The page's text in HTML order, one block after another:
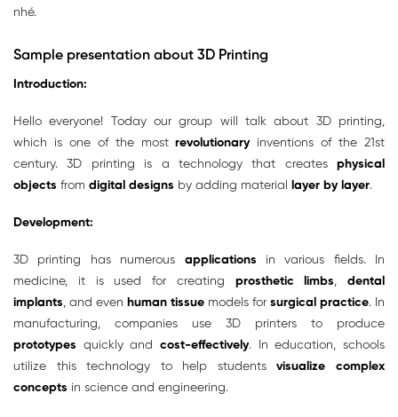
nhé.
Sample presentation about 3D Printing
Introduction:
Hello everyone! Today our group will talk about 3D printing,
which is one of the mostrevolutionaryinventions of the 21st
century. 3D printing is a technology that creates physical
objects from digital designs by adding material layer by layer.
Development:
3D printing has numerous applications in various fields. In
medicine, it is used for creating prosthetic limbs, dental
implants, and even human tissue models for surgical practice. In
manufacturing, companies use 3D printers to produce
prototypes quickly and cost-effectively. In education, schools
utilize this technology to help studentsvisualize
complex
concepts in science and engineering.